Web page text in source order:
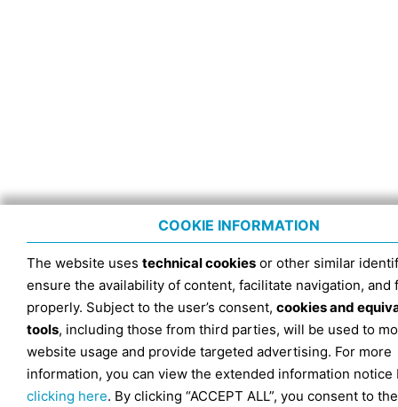
COOKIE INFORMATION
The website uses technical cookies or other similar
ensure the availability of content, facilitate navigation, and
properly. Subject to the user’s consent, cookies and
tools, including those from third parties, will be used to
website usage and provide targeted advertising. For more
information, you can view the extended information notice
clicking here. By clicking “ACCEPT ALL”, you consent to